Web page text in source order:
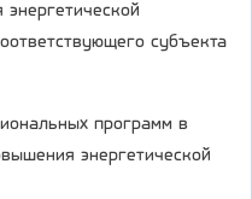
субъекта
программ в
энергетической